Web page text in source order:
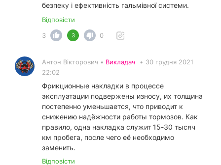
безпеку і ефективність гальмівної системи.
Відповісти
3
3 0
Антон Вікторович • Викладач • 30 грудня 2021
22:02
Фрикционные накладки в процессе
эксплуатации подвержены износу, их толщина
постепенно уменьшается, что приводит к
снижению надёжности работы тормозов. Как
правило, одна накладка служит 15-30 тысяч
км пробега, после чего её необходимо
заменить.
Відповісти